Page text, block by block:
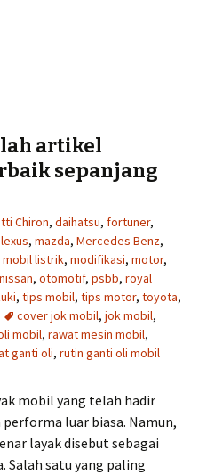
artikel
sepanjang
Chiron, daihatsu, fortuner,
lexus, mazda, Mercedes Benz,
mobil listrik, modifikasi, motor,
nissan, otomotif, psbb, royal
, tips mobil, tips motor, toyota,
cover jok mobil, jok mobil,
mobil, rawat mesin mobil,
ganti oli, rutin ganti oli mobil
mobil yang telah hadir
luar biasa. Namun,
layak disebut sebagai
Salah satu yang paling